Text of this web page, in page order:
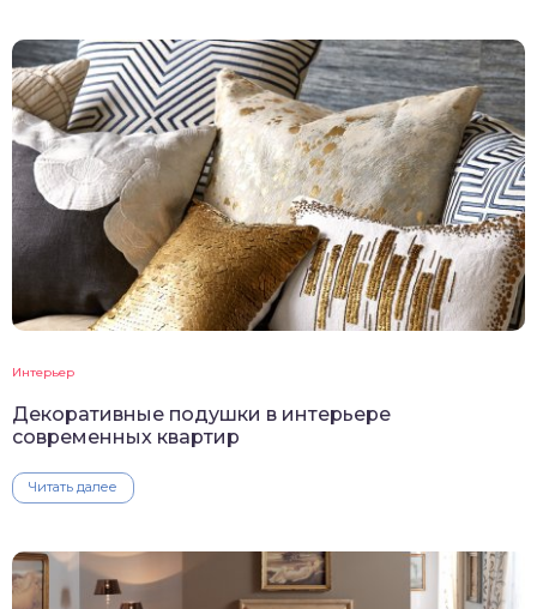
Интерьер
Декоративные подушки в интерьере
современных квартир
Читать далее